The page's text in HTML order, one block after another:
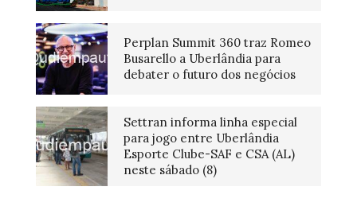
Perplan Summit 360 traz Romeo
Busarello a Uberlândia para
debater o futuro dos negócios
Settran informa linha especial
para jogo entre Uberlândia
Esporte Clube-SAF e CSA (AL)
neste sábado (8)